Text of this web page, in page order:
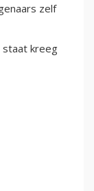
zelf
staat kreeg